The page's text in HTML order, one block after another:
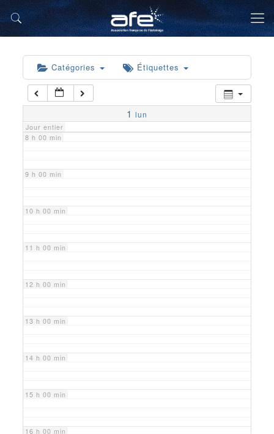
Catégories Étiquettes
1 lun
Jour entier
5 h 00 min
6 h 00 min
7 h 00 min
8 h 00 min
9 h 00 min
10 h 00 min
11 h 00 min
12 h 00 min
13 h 00 min
14 h 00 min
15 h 00 min
16 h 00 min